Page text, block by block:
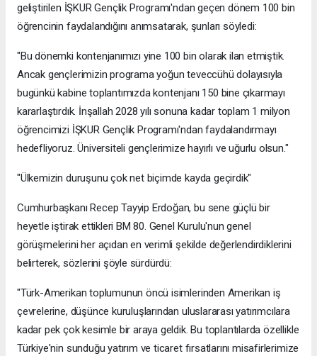
geliştirilen İŞKUR Gençlik Programı'ndan geçen dönem 100 bin
öğrencinin faydalandığını anımsatarak, şunları söyledi:
"Bu dönemki kontenjanımızı yine 100 bin olarak ilan etmiştik.
Ancak gençlerimizin programa yoğun teveccühü dolayısıyla
bugünkü kabine toplantımızda kontenjanı 150 bine çıkarmayı
kararlaştırdık. İnşallah 2028 yılı sonuna kadar toplam 1 milyon
öğrencimizi İŞKUR Gençlik Programı'ndan faydalandırmayı
hedefliyoruz. Üniversiteli gençlerimize hayırlı ve uğurlu olsun."
"Ülkemizin duruşunu çok net biçimde kayda geçirdik"
Cumhurbaşkanı Recep Tayyip Erdoğan, bu sene güçlü bir
heyetle iştirak ettikleri BM 80. Genel Kurulu'nun genel
görüşmelerini her açıdan en verimli şekilde değerlendirdiklerini
belirterek, sözlerini şöyle sürdürdü:
"Türk-Amerikan toplumunun öncü isimlerinden Amerikan iş
çevrelerine, düşünce kuruluşlarından uluslararası yatırımcılara
kadar pek çok kesimle bir araya geldik. Bu toplantılarda özellikle
Türkiye'nin sunduğu yatırım ve ticaret fırsatlarını misafirlerimize